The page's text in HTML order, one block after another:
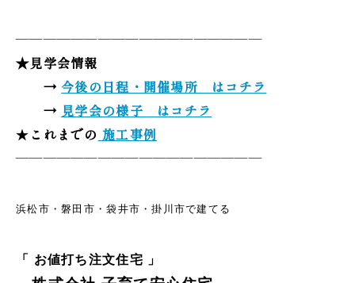
——————————————————
★見学会情報
→今後の日程・開催場所 はコチラ
→ 見学会の様子 はコチラ
★ これまでの 施工事例
——————————————————
浜松市・磐田市・袋井市・掛川市で建てる
「 お値打ち注文住宅 」